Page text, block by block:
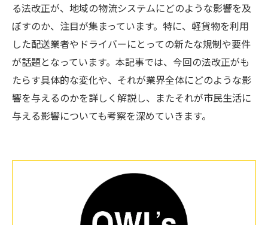
る法改正が、地域の物流システムにどのような影響を及
ぼすのか、注目が集まっています。特に、軽貨物を利用
した配送業者やドライバーにとっての新たな規制や要件
が話題となっています。本記事では、今回の法改正がも
たらす具体的な変化や、それが業界全体にどのような影
響を与えるのかを詳しく解説し、またそれが市民生活に
与える影響についても考察を深めていきます。